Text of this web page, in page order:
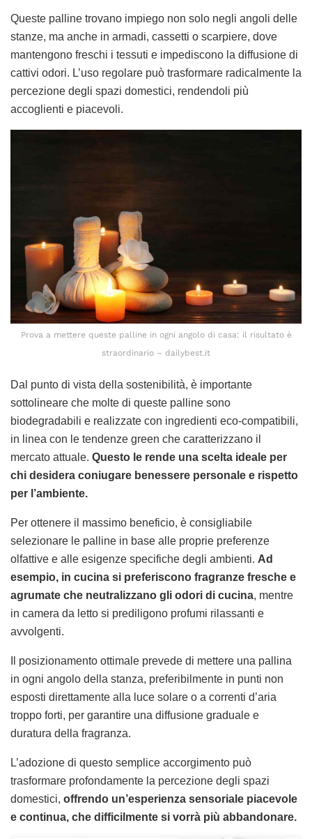
Queste palline trovano impiego non solo negli angoli delle
stanze, ma anche in armadi, cassetti o scarpiere, dove
mantengono freschi i tessuti e impediscono la diffusione di
cattivi odori. L’uso regolare può trasformare radicalmente la
percezione degli spazi domestici, rendendoli più
accoglienti e piacevoli.
Prova a mettere queste palline in ogni angolo di casa: il risultato è
straordinario – dailybest.it
Dal punto di vista della sostenibilità, è importante
sottolineare che molte di queste palline sono
biodegradabili e realizzate con ingredienti eco-compatibili,
in linea con le tendenze green che caratterizzano il
mercato attuale. Questo le rende una scelta ideale per
chi desidera coniugare benessere personale e rispetto
per l’ambiente.
Per ottenere il massimo beneficio, è consigliabile
selezionare le palline in base alle proprie preferenze
olfattive e alle esigenze specifiche degli ambienti. Ad
esempio, in cucina si preferiscono fragranze fresche e
agrumate che neutralizzano gli odori di cucina, mentre
in camera da letto si prediligono profumi rilassanti e
avvolgenti.
Il posizionamento ottimale prevede di mettere una pallina
in ogni angolo della stanza, preferibilmente in punti non
esposti direttamente alla luce solare o a correnti d’aria
troppo forti, per garantire una diffusione graduale e
duratura della fragranza.
L’adozione di questo semplice accorgimento può
trasformare profondamente la percezione degli spazi
domestici, offrendo un’esperienza sensoriale piacevole
e continua, che difficilmente si vorrà più abbandonare.